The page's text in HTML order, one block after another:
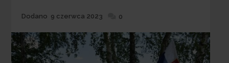
Dodane
Dodano 9 czerwca 2023 0